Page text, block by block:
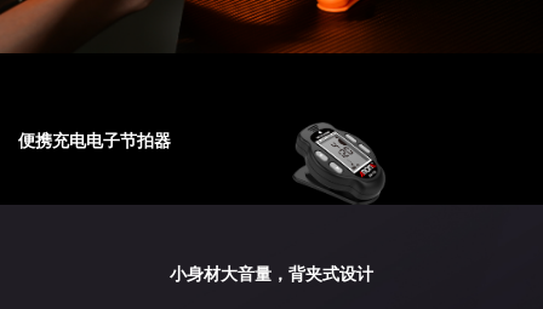
便携充电电子节拍器
小身材大音量，背夹式设计